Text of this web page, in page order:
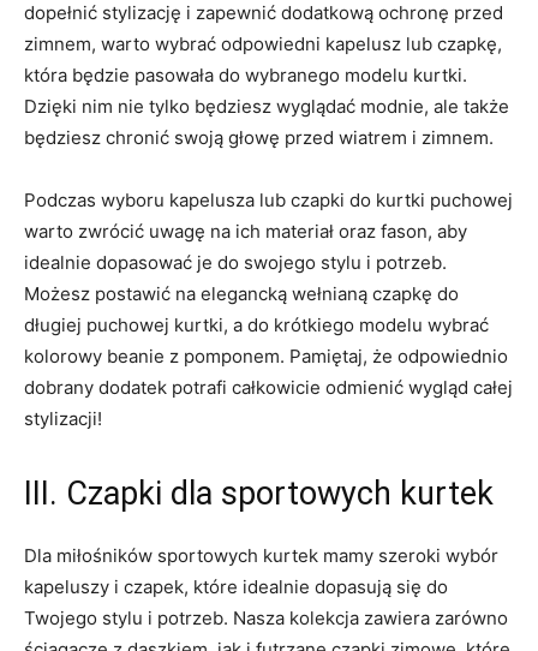
dopełnić stylizację‌ i zapewnić dodatkową ochronę przed
zimnem, warto wybrać⁤ odpowiedni kapelusz lub czapkę,
która będzie pasowała do wybranego⁣ modelu kurtki.
⁤Dzięki nim nie tylko będziesz wyglądać​ modnie, ale także
będziesz chronić swoją‌ głowę przed wiatrem i zimnem.
Podczas wyboru kapelusza lub czapki do kurtki puchowej
warto zwrócić uwagę na⁢ ich‍ materiał ⁤oraz fason, aby
idealnie dopasować je do⁣ swojego stylu i potrzeb.
Możesz​ postawić na elegancką wełnianą czapkę⁢ do
⁣długiej puchowej kurtki, a ⁢do krótkiego modelu‌ wybrać
kolorowy beanie z pomponem. Pamiętaj, że odpowiednio
dobrany dodatek potrafi ‍całkowicie odmienić wygląd całej
stylizacji!
III. ​Czapki dla ‌sportowych⁤ kurtek
Dla miłośników sportowych kurtek mamy szeroki wybór
kapeluszy i czapek, które‍ idealnie dopasują się do
Twojego stylu i potrzeb. Nasza kolekcja zawiera zarówno